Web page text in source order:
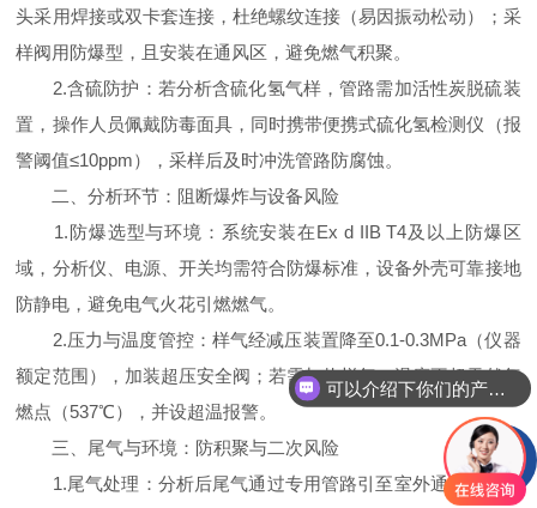
头采用焊接或双卡套连接，杜绝螺纹连接（易因振动松动）；采
样阀用防爆型，且安装在通风区，避免燃气积聚。
2.含硫防护：若分析含硫化氢气样，管路需加活性炭脱硫装
置，操作人员佩戴防毒面具，同时携带便携式硫化氢检测仪（报
警阈值≤10ppm），采样后及时冲洗管路防腐蚀。
二、分析环节：阻断爆炸与设备风险
1.防爆选型与环境：系统安装在Ex d IIB T4及以上防爆区
域，分析仪、电源、开关均需符合防爆标准，设备外壳可靠接地
防静电，避免电气火花引燃燃气。
2.压力与温度管控：样气经减压装置降至0.1-0.3MPa（仪器
额定范围），加装超压安全阀；若需加热样气，温度不超天然气
燃点（537℃），并设超温报警。
三、尾气与环境：防积聚与二次风险
1.尾气处理：分析后尾气通过专用管路引至室外通风处，或
可以介绍下你们的产品么